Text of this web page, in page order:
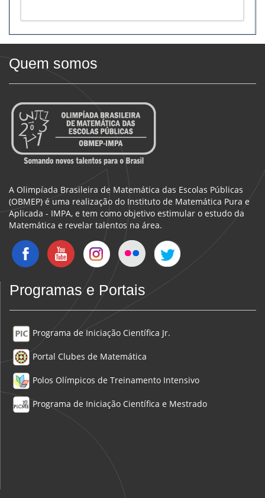
Quem somos
A Olimpíada Brasileira de Matemática das Escolas Públicas
(OBMEP) é uma realização do Instituto de Matemática Pura e
Aplicada - IMPA, e tem como objetivo estimular o estudo da
Matemática e revelar talentos na área.
Programas e Portais
Programa de Iniciação Científica Jr.
Portal Clubes de Matemática
Polos Olímpicos de Treinamento Intensivo
Programa de Iniciação Científica e Mestrado